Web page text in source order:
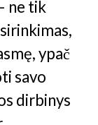
ne tik
ypač
savo
dirbinys